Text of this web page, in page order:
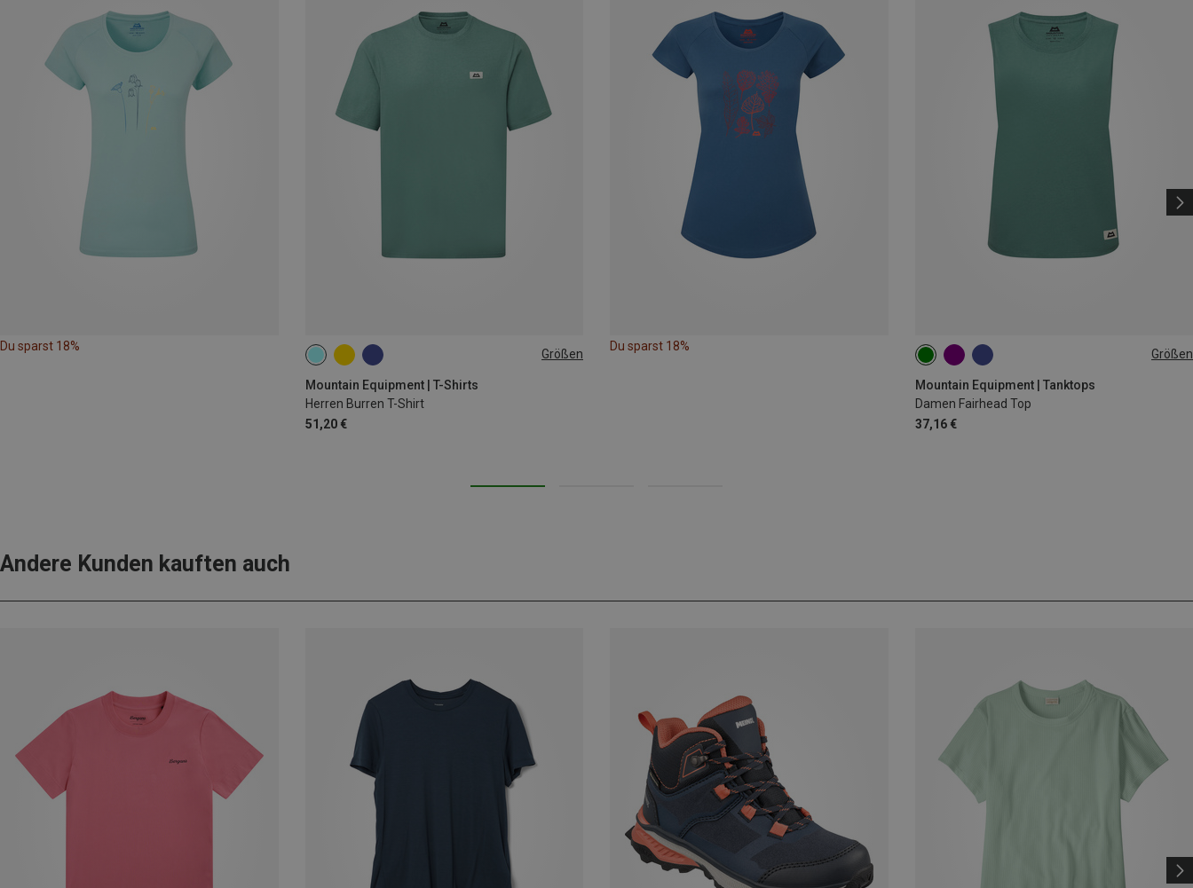
Du sparst 18%
Größen
Mountain Equipment | T-Shirts
Herren Burren T-Shirt
51,20 €
M L XL
Du sparst 18%
Größen
Mountain Equipment | Tanktops
Damen Fairhead Top
37,16 €
XS S M
Andere Kunden kauften auch